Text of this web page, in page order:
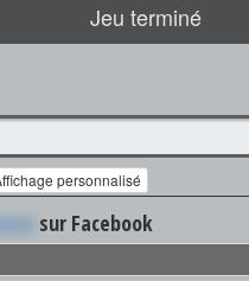
Jeu terminé
personnalisé
sur Facebook